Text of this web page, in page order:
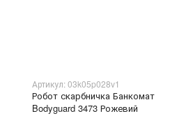
Артикул: 03k05p028v1
Робот скарбничка Банкомат
Bodyguard 3473 Рожевий